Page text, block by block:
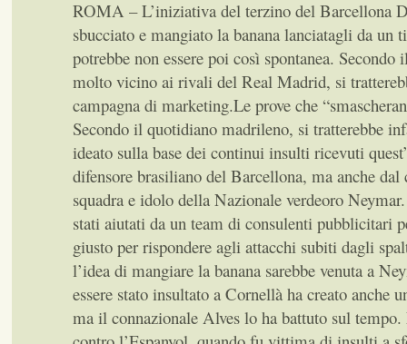
ROMA – L’iniziativa del terzino del Barcellona
sbucciato e mangiato la banana lanciatagli da un
potrebbe non essere poi così spontanea.
molto vicino ai rivali del Real Madrid, si
campagna di marketing.Le prove che
Secondo il quotidiano madrileno, si tratterebbe
ideato sulla base dei continui insulti ricevuti
difensore brasiliano del Barcellona, ma anche dal
squadra e idolo della Nazionale verdeoro
stati aiutati da un team di consulenti pubblicitari
giusto per rispondere agli attacchi subiti dagli
l’idea di mangiare la banana sarebbe venuta a
essere stato insultato a Cornellà ha creato anche
ma il connazionale Alves lo ha battuto sul